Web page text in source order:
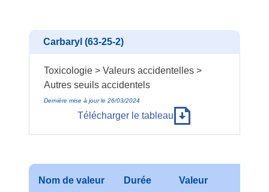
Carbaryl (63-25-2)
Toxicologie > Valeurs accidentelles >
Autres seuils accidentels
Dernière mise à jour le 26/03/2024
Télécharger le tableau
Nom de valeur Durée Valeur